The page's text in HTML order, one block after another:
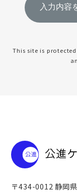
This site is protected
〒434-0012静岡